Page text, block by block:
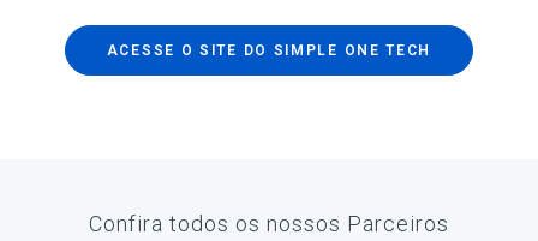
ACESSE O SITE DO SIMPLE ONE TECH
Confira todos os nossos Parceiros